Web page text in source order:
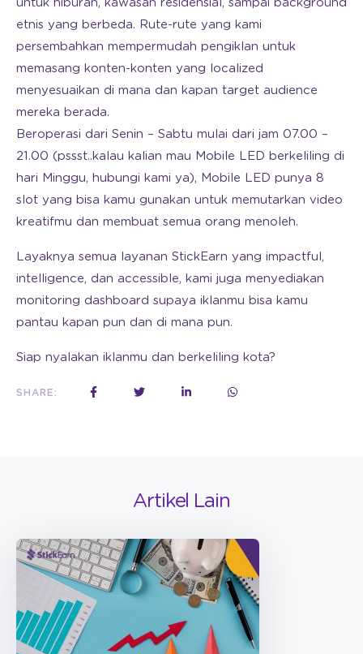
untuk hiburan, kawasan residensial, sampai background
etnis yang berbeda. Rute-rute yang kami
persembahkan mempermudah pengiklan untuk
memasang konten-konten yang localized
menyesuaikan di mana dan kapan target audience
mereka berada.
Beroperasi dari Senin – Sabtu mulai dari jam 07.00 –
21.00 (pssst..kalau kalian mau Mobile LED berkeliling di
hari Minggu, hubungi kami ya), Mobile LED punya 8
slot yang bisa kamu gunakan untuk memutarkan video
kreatifmu dan membuat semua orang menoleh.
Layaknya semua layanan StickEarn yang impactful,
intelligence, dan accessible, kami juga menyediakan
monitoring dashboard supaya iklanmu bisa kamu
pantau kapan pun dan di mana pun.
Siap nyalakan iklanmu dan berkeliling kota?
SHARE:
Artikel Lain